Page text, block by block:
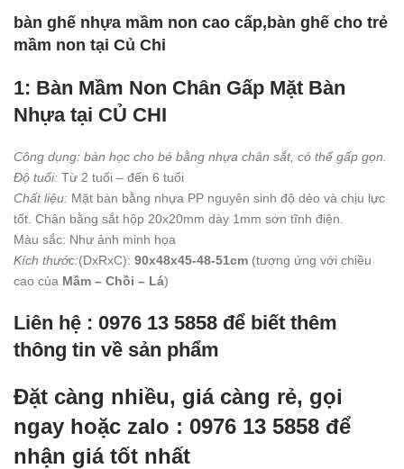
bàn ghế nhựa mầm non cao cấp,bàn ghế cho trẻ
mầm non tại Củ Chi
1: Bàn Mầm Non Chân Gấp Mặt Bàn
Nhựa tại CỦ CHI
Công dụng: bàn học cho bé bằng nhựa chân sắt, có thể gấp gọn.
Độ tuổi: Từ 2 tuối – đến 6 tuổi
Chất liệu: Mặt bàn bằng nhựa PP nguyên sinh độ dẻo và chịu lực
tốt. Chân bằng sắt hộp 20x20mm dày 1mm sơn tĩnh điện.
Màu sắc: Như ảnh minh họa
Kích thước:(DxRxC): 90x48x45-48-51cm (tương ứng với chiều
cao của Mầm – Chồi – Lá)
Liên hệ : 0976 13 5858 để biết thêm
thông tin về sản phẩm
Đặt càng nhiều, giá càng rẻ, gọi
ngay hoặc zalo : 0976 13 5858 để
nhận giá tốt nhất